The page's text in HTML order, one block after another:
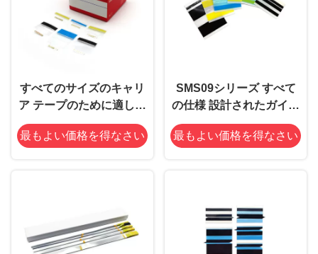
すべてのサイズのキャリ
ア テープのために適した
クリップが付いている自
在継手08シリーズSMTス
最もよい価格を得なさい
SMS09シリーズ すべて
の仕様 設計されたガイド
アライナメント付きの
SMTスプライステープ
最もよい価格を得なさい